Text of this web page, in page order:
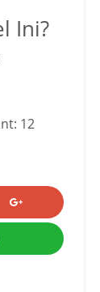
Ini?
12